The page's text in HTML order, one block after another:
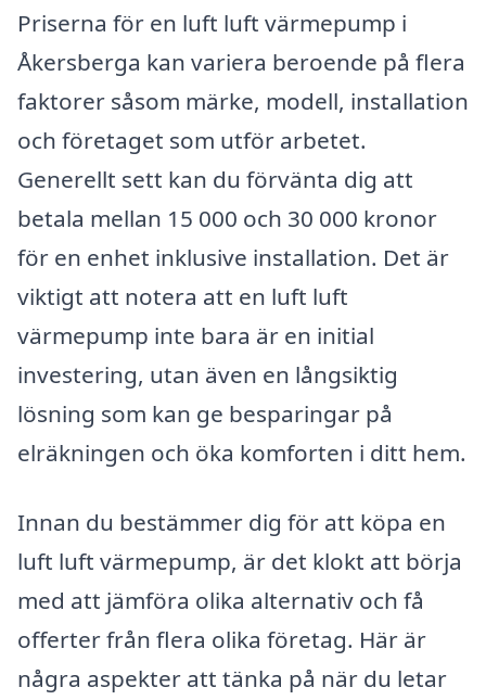
Priserna för en luft luft värmepump i
Åkersberga kan variera beroende på flera
faktorer såsom märke, modell, installation
och företaget som utför arbetet.
Generellt sett kan du förvänta dig att
betala mellan 15 000 och 30 000 kronor
för en enhet inklusive installation. Det är
viktigt att notera att en luft luft
värmepump inte bara är en initial
investering, utan även en långsiktig
lösning som kan ge besparingar på
elräkningen och öka komforten i ditt hem.
Innan du bestämmer dig för att köpa en
luft luft värmepump, är det klokt att börja
med att jämföra olika alternativ och få
offerter från flera olika företag. Här är
några aspekter att tänka på när du letar